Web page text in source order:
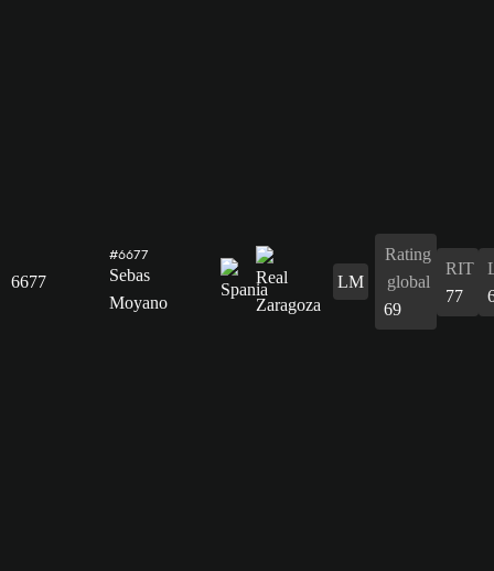
6677
#6677
Sebas
Moyano
LM
Rating
global
69
RIT
77